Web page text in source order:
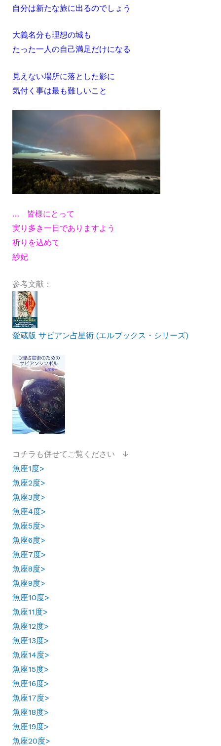
自分は新たな旅に出るのでしょう
大義名分も理想の城も
たった一人の自己満足だけになる
見えない場所に落とした影に
気付く事は最も難しいこと
… 皆様にとって
実り多き一日でありますよう
祈りを込めて
紗妃
参考文献：
愛蔵版 サビアン占星術 (エルブックス・シリーズ)
コチラも併せてご覧ください ↓
魚座1度>
魚座2度>
魚座3度>
魚座4度>
魚座5度>
魚座6度>
魚座7度>
魚座8度>
魚座9度>
魚座10度>
魚座11度>
魚座12度>
魚座13度>
魚座14度>
魚座15度>
魚座16度>
魚座17度>
魚座18度>
魚座19度>
魚座20度>